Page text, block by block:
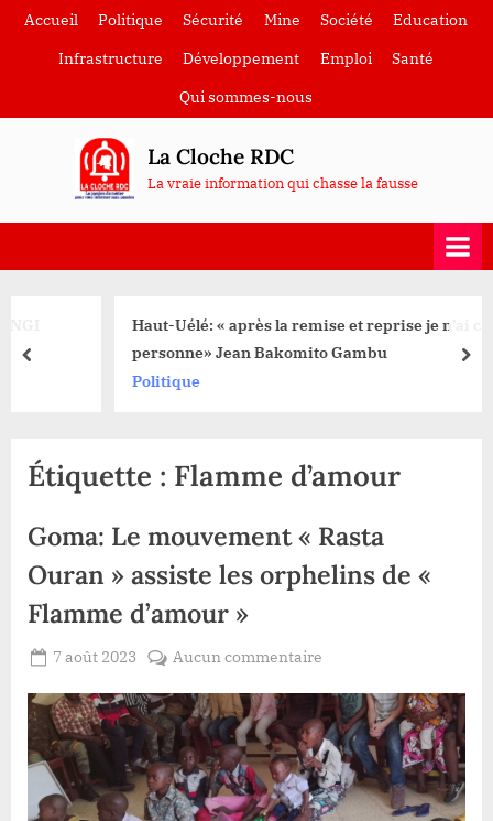
SkipAccueil Politique Sécurité Mine Société
Education
Infrastructure
Développement Emploi
Santé
Qui sommes-nous
La Cloche RDC
La vraie information qui chasse la fausse
Haut-Uélé: « après la remise et reprise je n’ai chassé
personne» Jean Bakomito Gambu
Politique
prev
Étiquette : Flamme d’amour
Goma: Le mouvement « Rasta
Ouran » assiste les orphelins de «
Flamme d’amour »
Posted
7 août 2023
Lacloche
Aucun commentaire
Le
mouvement
«
Rasta
Ouran